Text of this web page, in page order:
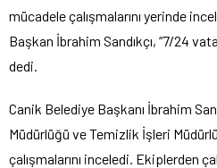
mücadele çalışmalarını yerinde
Başkan İbrahim Sandıkçı, “7/24
dedi.
Canik Belediye Başkanı İbrahim
Müdürlüğü ve Temizlik İşleri
çalışmalarını inceledi. Ekiplerden